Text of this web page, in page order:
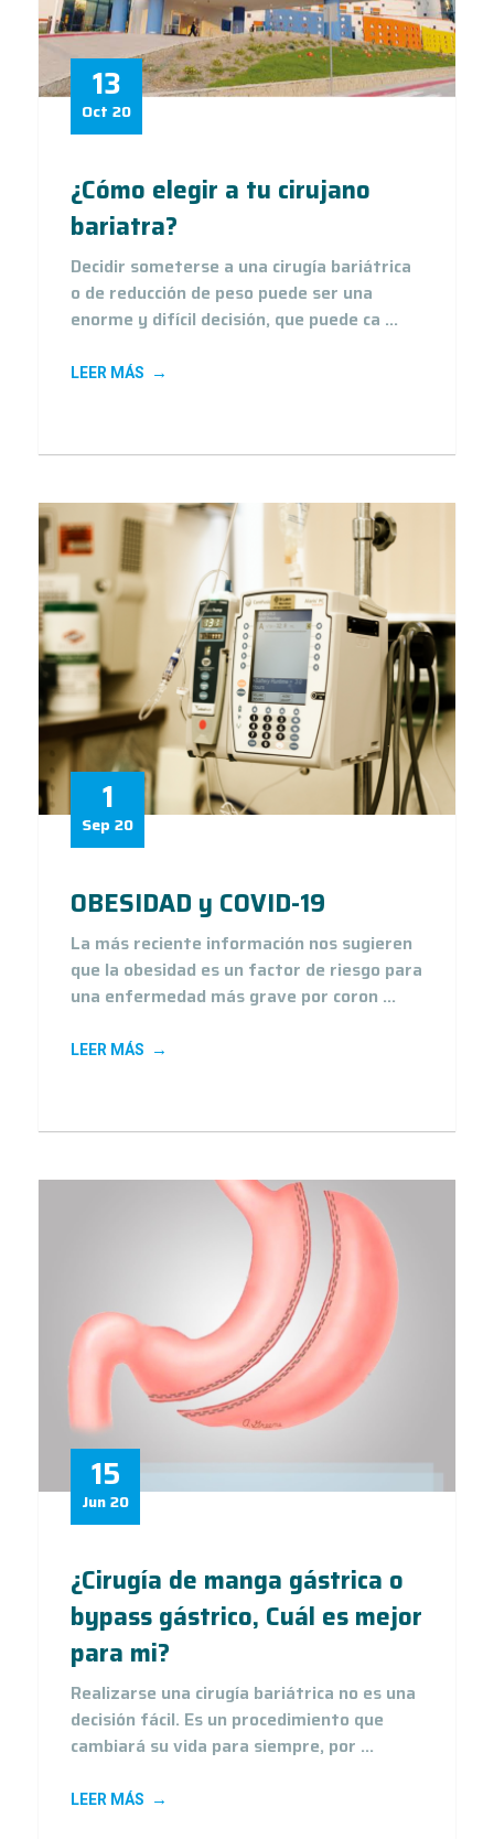
¿Cómo elegir a tu cirujano
bariatra?
13
Oct 20
Decidir someterse a una cirugía bariátrica
o de reducción de peso puede ser una
enorme y difícil decisión, que puede ca ...
LEER MÁS
OBESIDAD y COVID-19
1
Sep 20
La más reciente información nos sugieren
que la obesidad es un factor de riesgo para
una enfermedad más grave por coron ...
LEER MÁS
¿Cirugía de manga gástrica o
bypass gástrico, Cuál es mejor
para mi?
15
Jun 20
Realizarse una cirugía bariátrica no es una
decisión fácil. Es un procedimiento que
cambiará su vida para siempre, por ...
LEER MÁS